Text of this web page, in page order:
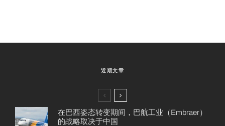
近期文章
在巴西姿态转变期间，巴航工业（Embraer）
的战略取决于中国